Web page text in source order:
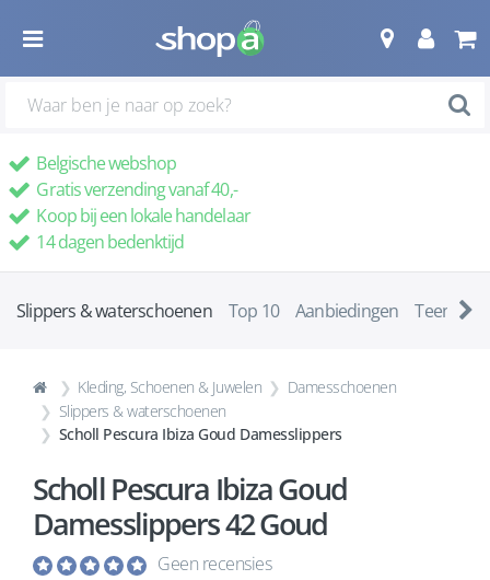
Belgische webshop
Gratis verzending vanaf 40,-
Koop bij een lokale handelaar
14 dagen bedenktijd
Slippers & waterschoenen Top 10 Aanbiedingen
Kleding, Schoenen & Juwelen
Damesschoenen
Slippers & waterschoenen
Scholl Pescura Ibiza Goud Damesslippers
Scholl Pescura Ibiza Goud
Damesslippers 42 Goud
Geen recensies